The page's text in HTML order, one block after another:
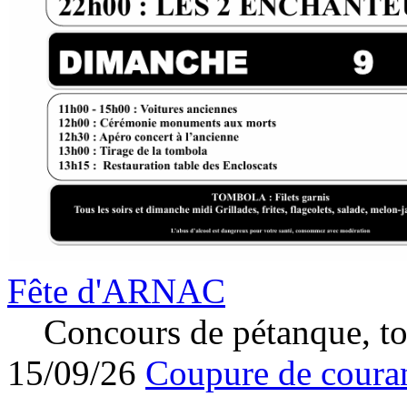
Fête d'ARNAC
Concours de pétanque,
15/09/26 Coupure de